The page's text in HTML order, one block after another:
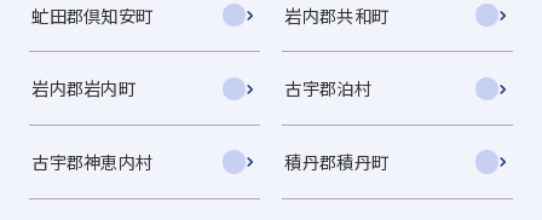
虻田郡倶知安町 岩内郡共和町
岩内郡岩内町 古宇郡泊村
古宇郡神恵内村 積丹郡積丹町